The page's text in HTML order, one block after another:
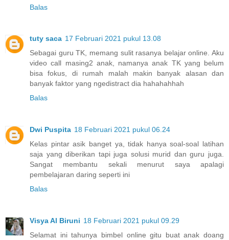
Balas
tuty saca 17 Februari 2021 pukul 13.08
Sebagai guru TK, memang sulit rasanya belajar online. Aku
video call masing2 anak, namanya anak TK yang belum
bisa fokus, di rumah malah makin banyak alasan dan
banyak faktor yang ngedistract dia hahahahhah
Balas
Dwi Puspita 18 Februari 2021 pukul 06.24
Kelas pintar asik banget ya, tidak hanya soal-soal latihan
saja yang diberikan tapi juga solusi murid dan guru juga.
Sangat membantu sekali menurut saya apalagi
pembelajaran daring seperti ini
Balas
Visya Al Biruni 18 Februari 2021 pukul 09.29
Selamat ini tahunya bimbel online gitu buat anak doang